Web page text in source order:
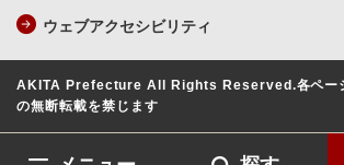
ウェブアクセシビリティ
AKITA Prefecture All Rights Reserved.各ペー
の無断転載を禁じます